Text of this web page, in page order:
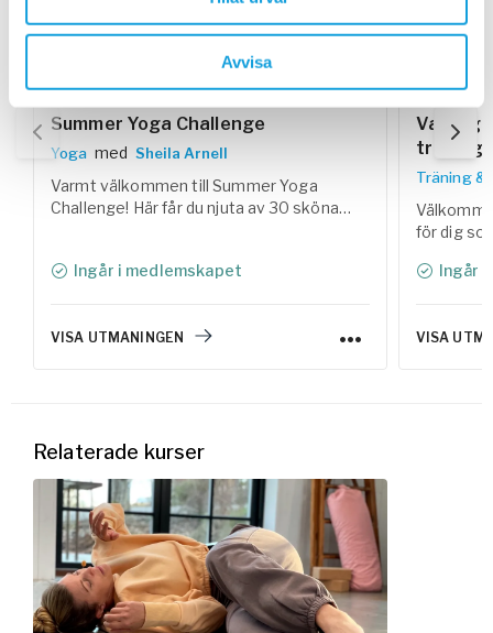
Avvisa
Summer Yoga Challenge
Yoga med Sheila Arnell
Varmt välkommen till Summer Yoga
Challenge! Här får du njuta av 30 sköna
utrymme för både rörelse och vila under
Ingår i medlemskapet
VISA UTMANINGEN
träning
Träning &
för dig
Ingår i
VISA
Relaterade kurser